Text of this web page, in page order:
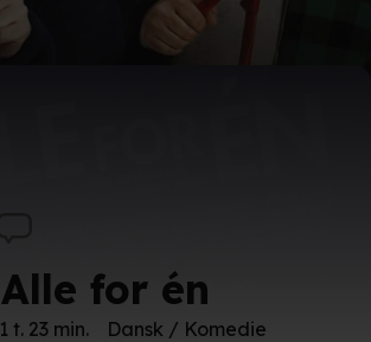
Alle for én
1 t. 23 min. Dansk / Komedie